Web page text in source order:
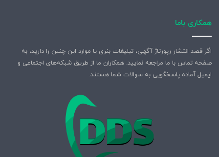
همکاری باما
اگر قصد انتشار رپورتاژ آگهی، تبلیغات بنری یا موارد این چنین را دارید، به
صفحه تماس با ما مراجعه نمایید. همکاران ما از طریق شبکه‌های اجتماعی و
ایمیل آماده پاسخگویی به سوالات شما هستند.